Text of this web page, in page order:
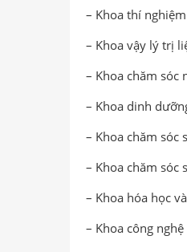
– Khoa thí
– Khoa vậy lý trị
– Khoa chăm sóc
– Khoa dinh
– Khoa chăm sóc
– Khoa chăm sóc
– Khoa hóa học
– Khoa công